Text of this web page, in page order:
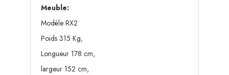
Meuble:
Modèle RX2
Poids 315 Kg,
Longueur 178 cm,
largeur 152 cm,